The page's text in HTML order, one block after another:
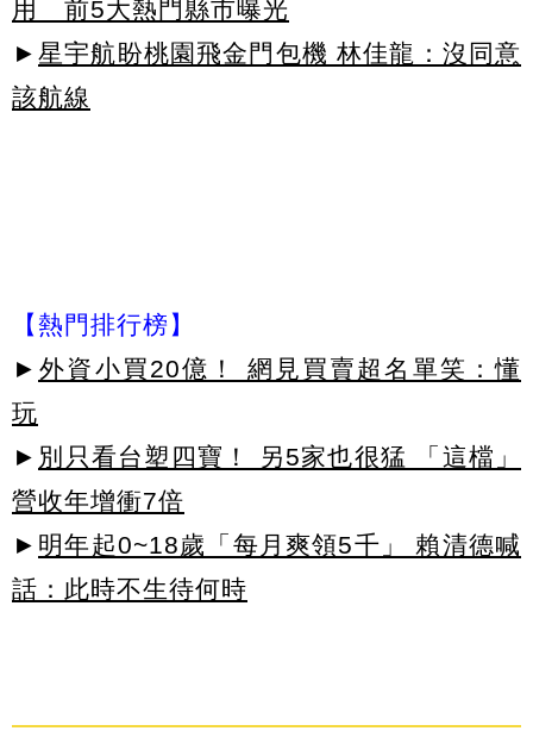
用 前5大熱門縣市曝光
► 星宇航盼桃園飛金門包機 林佳龍：沒同意
該航線
【熱門排行榜】
► 外資小買20億！ 網見買賣超名單笑：懂
玩
► 別只看台塑四寶！ 另5家也很猛 「這檔」
營收年增衝7倍
► 明年起0~18歲「每月爽領5千」 賴清德喊
話：此時不生待何時